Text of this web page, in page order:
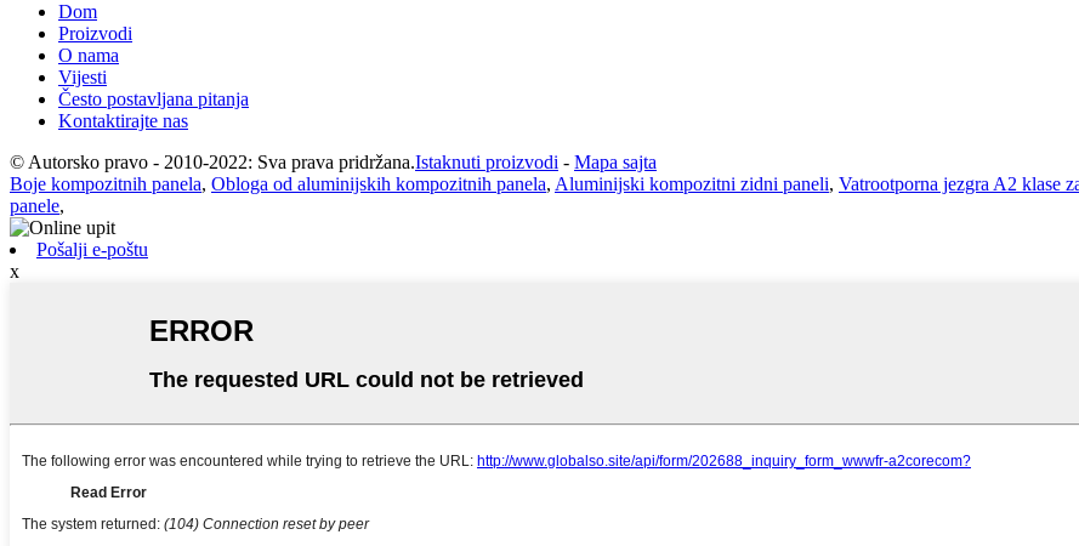
Dom
Proizvodi
O nama
Vijesti
Često postavljana pitanja
Kontaktirajte nas
© Autorsko pravo - 2010-2022: Sva prava pridržana.Istaknuti proizvodi - Mapa sajta
Boje kompozitnih panela, Obloga od aluminijskih kompozitnih panela, Aluminijski kompozitni zidni paneli, Vatrootporna jezgra A2 klase
panele,
Pošalji e-poštu
x